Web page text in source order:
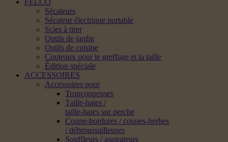
FELCO
Sécateurs
Sécateur électrique portable
Scies à tirer
Outils de jardin
Outils de cuisine
Couteaux pour le greffage et la taille
Édition spéciale
ACCESSOIRES
Accessoires pour
Tronçonneuses
Taille-haies /
taille-haies sur perche
Coupe-bordures / coupes-herbes
/ débroussailleuses
Souffleurs / aspirateurs